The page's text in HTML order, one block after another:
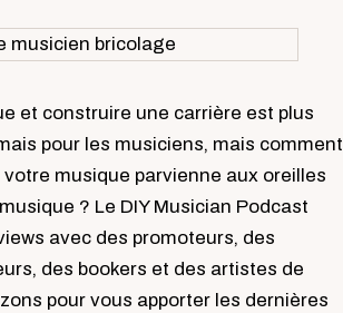
et construire une carrière est plus
pour les musiciens, mais comment
musique parvienne aux oreilles
? Le DIY Musician Podcast
avec des promoteurs, des
des bookers et des artistes de
pour vous apporter les dernières